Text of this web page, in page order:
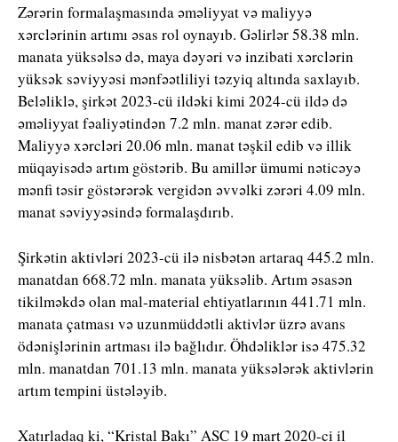
Zərərin formalaşmasında əməliyyat və maliyyə
xərclərinin artımı əsas rol oynayıb. Gəlirlər 58.38 mln.
manata yüksəlsə də, maya dəyəri və inzibati xərclərin
yüksək səviyyəsi mənfəətliliyi təzyiq altında saxlayıb.
Beləliklə, şirkət 2023-cü ildəki kimi 2024-cü ildə də
əməliyyat fəaliyətindən 7.2 mln. manat zərər edib.
Maliyyə xərcləri 20.06 mln. manat təşkil edib və illik
müqayisədə artım göstərib. Bu amillər ümumi nəticəyə
mənfi təsir göstərərək vergidən əvvəlki zərəri 4.09 mln.
manat səviyyəsində formalaşdırıb.
Şirkətin aktivləri 2023-cü ilə nisbətən artaraq 445.2 mln.
manatdan 668.72 mln. manata yüksəlib. Artım əsasən
tikilməkdə olan mal-material ehtiyatlarının 441.71 mln.
manata çatması və uzunmüddətli aktivlər üzrə avans
ödənişlərinin artması ilə bağlıdır. Öhdəliklər isə 475.32
mln. manatdan 701.13 mln. manata yüksələrək aktivlərin
artım tempini üstələyib.
Xatırladaq ki, “Kristal Bakı” ASC 19 mart 2020-ci il